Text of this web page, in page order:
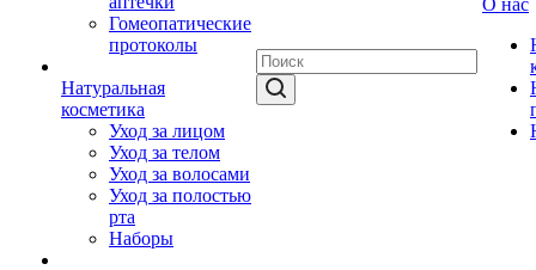
Гомеопатические
протоколы
Натуральная
косметика
Уход за лицом
Уход за телом
Уход за волосами
Уход за полостью
рта
Наборы
О нас